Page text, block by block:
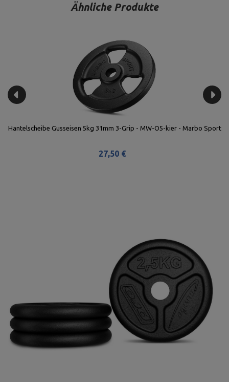
Ähnliche Produkte
Hantelscheibe Gusseisen 5kg 31mm 3-Grip - MW-O5-kier - Marbo Sport
27,50 €